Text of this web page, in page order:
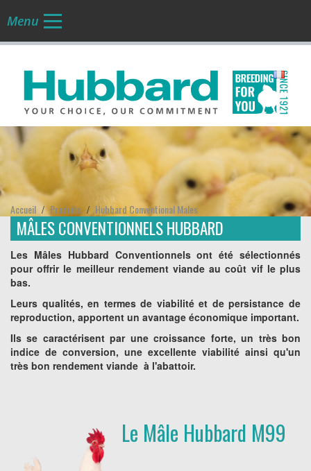
FR
Menu
Accueil/Produits / Hubbard Conventional Males
MÂLES CONVENTIONNELS HUBBARD
Les Mâles Hubbard Conventionnels ont été sélectionnés
pour offrir le meilleur rendement viande au coût vif le plus
bas.
Leurs qualités, en termes de viabilité et de persistance de
reproduction, apportent un avantage économique important.
Ils se caractérisent par une croissance forte, un très bon
indice de conversion, une excellente viabilité ainsi qu'un
très bon rendement viande à l'abattoir.
Le Mâle Hubbard M99